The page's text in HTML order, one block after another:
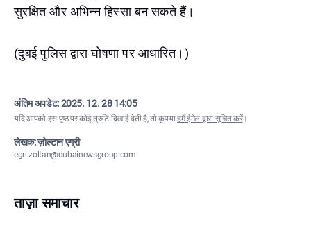
सुरक्षित और अभिन्न हिस्सा बन सकते हैं।
(दुबई पुलिस द्वारा घोषणा पर आधारित।)
अंतिम अपडेट:2025. 12. 28 14:05
यदि आपको इस पृष्ठ पर कोई त्रुटि दिखाई देती है, तो कृपयाहमें ईमेल द्वारा सूचित करें।
लेखक: ज़ोल्टान एग्री
egri.zoltan@dubainewsgroup.com
ताज़ा समाचार